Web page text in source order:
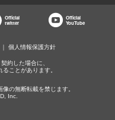
Official
twitter
Official
YouTube
個人情報保護方針
約した場合に、
ことがあります。
の無断転載を禁じます。
Inc.